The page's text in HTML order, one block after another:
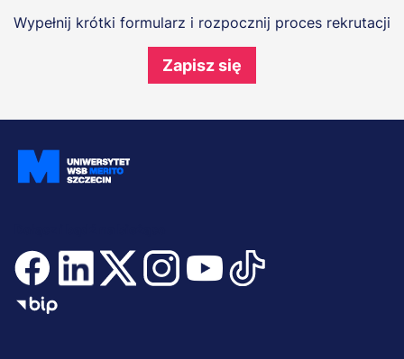
Wypełnij krótki formularz i rozpocznij proces rekrutacji
Zapisz się